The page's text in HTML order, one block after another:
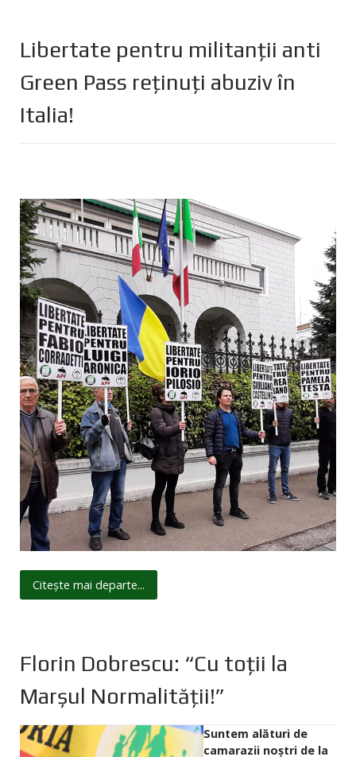
Libertate pentru militanții anti
Green Pass reținuți abuziv în
Italia!
Citește mai departe...
Florin Dobrescu: “Cu toții la
Marșul Normalității!”
Suntem alături de
camarazii noștri de la